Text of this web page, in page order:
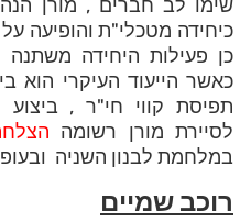
שימו לב חברים , מורן
כיחידה מטכלי"ת והופיעה
כן פעילות היחידה
כאשר הייעוד העיקרי הוא
תפיסת קווי חי"ר ,
לסיירת מורן רשומה
במלחמת לבנון השניה
רוכב שמיים